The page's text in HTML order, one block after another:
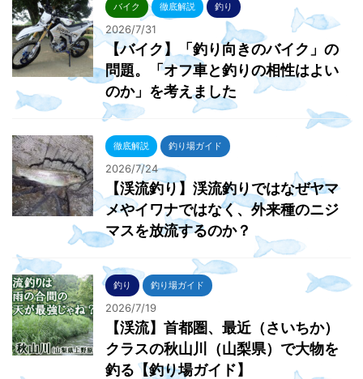
バイク 徹底解説 釣り
2026/7/31
【バイク】「釣り向きのバイク」の
問題。「オフ車と釣りの相性はよい
のか」を考えました
徹底解説 釣り場ガイド
2026/7/24
【渓流釣り】渓流釣りではなぜヤマ
メやイワナではなく、外来種のニジ
マスを放流するのか？
釣り 釣り場ガイド
2026/7/19
【渓流】首都圏、最近（さいちか）
クラスの秋山川（山梨県）で大物を
釣る【釣り場ガイド】